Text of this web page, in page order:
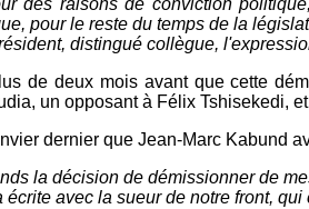
des raisons de conviction
pour le reste du temps de la
distingué collègue,
de deux mois avant que cette
un opposant à Félix Tshisekedi,
dernier que Jean-Marc Kabund
la décision de démissionner de
écrite avec la sueur de notre front,